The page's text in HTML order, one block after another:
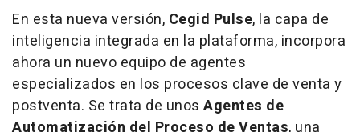
En esta nueva versión, Cegid Pulse, la capa de
inteligencia integrada en la plataforma, incorpora
ahora un nuevo equipo de agentes
especializados en los procesos clave de venta y
postventa. Se trata de unos Agentes de